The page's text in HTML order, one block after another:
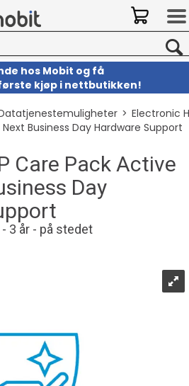
hos Mobit og få
kjøp i nettbutikken!
>Electronic
Business Day Hardware Support
Care Pack Active
Day
3 år - på stedet